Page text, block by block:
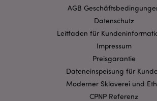
AGB
Datenschutz
Leitfaden für
Impressum
Preisgarantie
Dateneinspeisung für
Moderner Sklaverei und
CPNP Referenz
CookieScriptConsent